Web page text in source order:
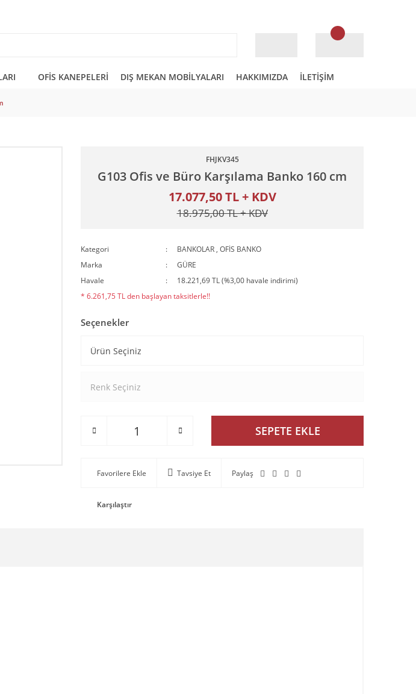
OFİS KANEPELERİ DIŞ MEKAN MOBİLYALARI HAKKIMIZDA İLETİŞİM
FHJKV345
G103 Ofis ve Büro Karşılama Banko 160 cm
17.077,50 TL + KDV
18.975,00 TL + KDV
Kategori BANKOLAR , OFİS BANKO
Marka
GÜRE
Havale
18.221,69 TL (%3,00 havale indirimi)
* 6.261,75 TL den başlayan taksitlerle!!
Seçenekler
SEPETE EKLE
Tavsiye Et Paylaş
Karşılaştır